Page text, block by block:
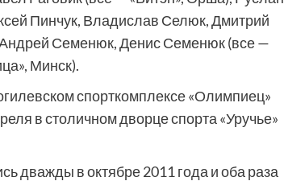
Пинчук, Владислав Селюк, Дмитрий
Семенюк, Денис Семенюк (все —
Минск).
спорткомплексе «Олимпиец»
в столичном дворце спорта «Уручье»
дважды в октябре 2011 года и оба раза